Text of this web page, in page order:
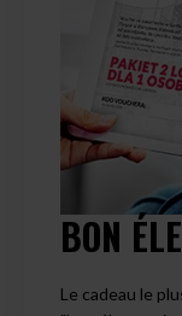
BON
Le cadeau le